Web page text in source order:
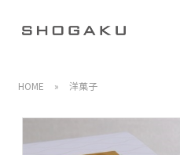
HOME » 洋菓子